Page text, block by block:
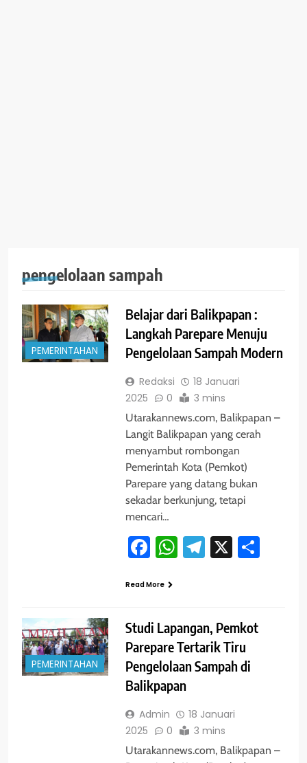
pengelolaan sampah
PEMERINTAHAN
Belajar dari Balikpapan :
Langkah Parepare Menuju
Pengelolaan Sampah Modern
Redaksi
18 Januari
2025
0 3 mins
Utarakannews.com, Balikpapan –
Langit Balikpapan yang cerah
menyambut rombongan
Pemerintah Kota (Pemkot)
Parepare yang datang bukan
sekadar berkunjung, tetapi
mencari…
Facebook
WhatsApp
Telegram
X
Read More
PEMERINTAHAN
Studi Lapangan, Pemkot
Parepare Tertarik Tiru
Pengelolaan Sampah di
Balikpapan
Admin
18 Januari
2025
0 3 mins
Utarakannews.com, Balikpapan –